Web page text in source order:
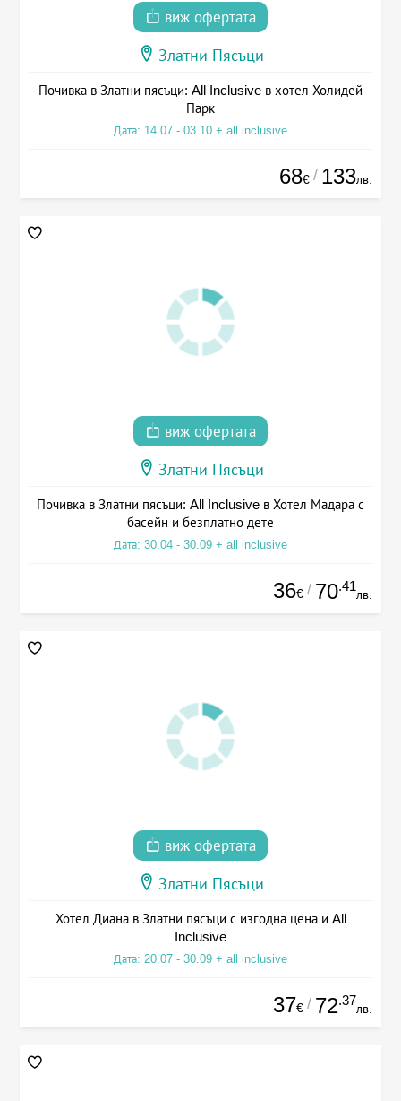
виж офертата
Златни Пясъци
Почивка в Златни пясъци: All Inclusive в хотел Холидей
Парк
Дата: 14.07 - 03.10 + all inclusive
68€ / 133лв.
виж офертата
Златни Пясъци
Почивка в Златни пясъци: All Inclusive в Хотел Мадара с
басейн и безплатно дете
Дата: 30.04 - 30.09 + all inclusive
36€ / 70.41
лв.
виж офертата
Златни Пясъци
Хотел Диана в Златни пясъци с изгодна цена и All
Inclusive
Дата: 20.07 - 30.09 + all inclusive
37€ / 72.37
лв.